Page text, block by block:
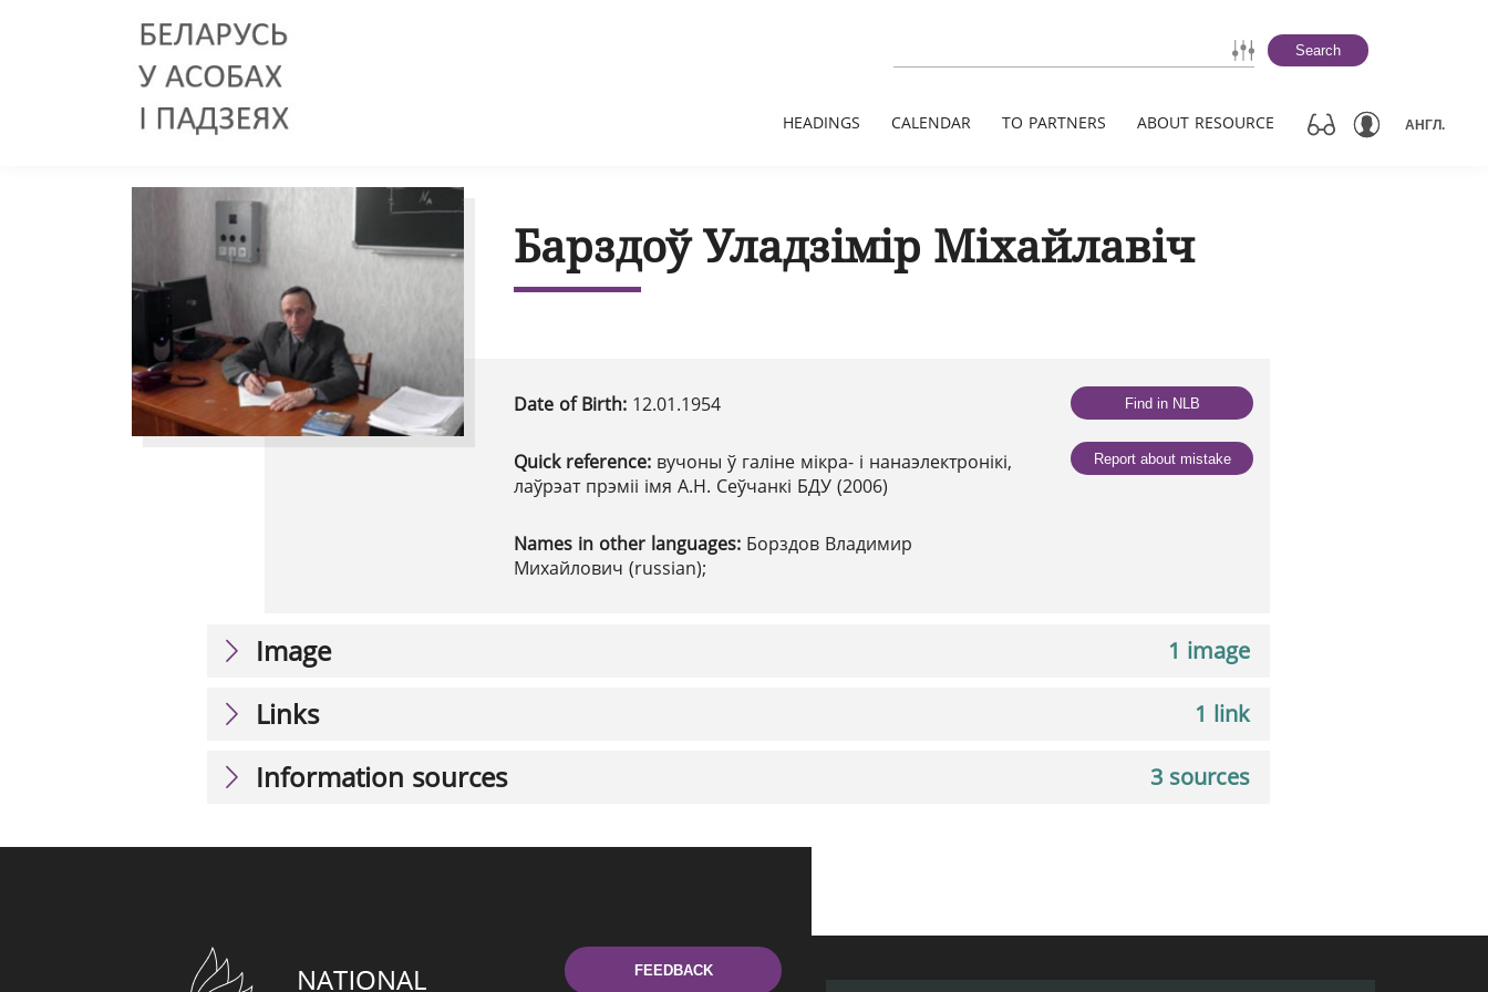
Search
HEADINGS CALENDAR TO PARTNERS ABOUT RESOURCE АНГЛ.
Барздоў Уладзімір Міхайлавіч
Date of Birth: 12.01.1954
Quick reference: вучоны ў галіне мікра- і нанаэлектронікі,
лаўрэат прэміі імя А.Н. Сеўчанкі БДУ (2006)
Names in other languages: Борздов Владимир
Михайлович (russian);
Find in NLB
Report about mistake
1 image
Image
1 link
Links
3 sources
Information sources
FEEDBACK